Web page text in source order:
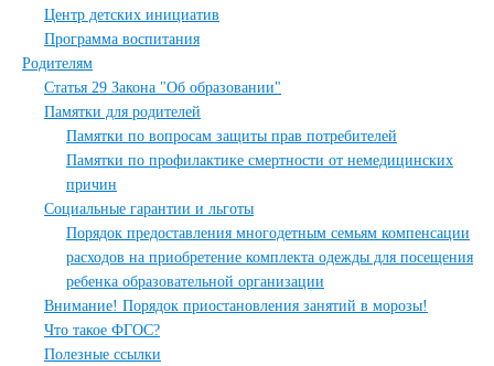
Центр детских инициатив
Программа воспитания
Родителям
Статья 29 Закона "Об образовании"
Памятки для родителей
Памятки по вопросам защиты прав потребителей
Памятки по профилактике смертности от немедицинских
причин
Социальные гарантии и льготы
Порядок предоставления многодетным семьям компенсации
расходов на приобретение комплекта одежды для посещения
ребенка образовательной организации
Внимание! Порядок приостановления занятий в морозы!
Что такое ФГОС?
Полезные ссылки